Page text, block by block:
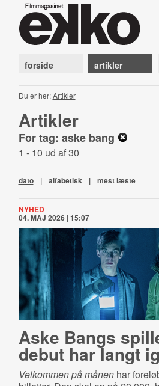
forside artikler
Du er her:Artikler
Artikler
For tag: aske bang
1 - 10 ud af 30
dato | alfabetisk | mest læste
NYHED
04. MAJ 2026 | 15:07
Aske Bangs
de­but har langt
Velkommen på månen har